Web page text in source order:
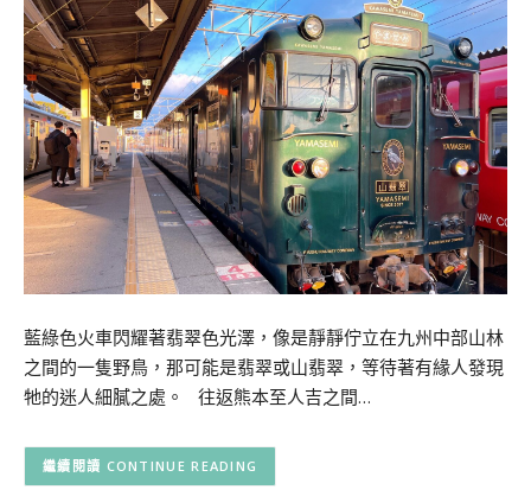
藍綠色火車閃耀著翡翠色光澤，像是靜靜佇立在九州中部山林
之間的一隻野鳥，那可能是翡翠或山翡翠，等待著有緣人發現
牠的迷人細膩之處。 往返熊本至人吉之間…
CONTINUE READING